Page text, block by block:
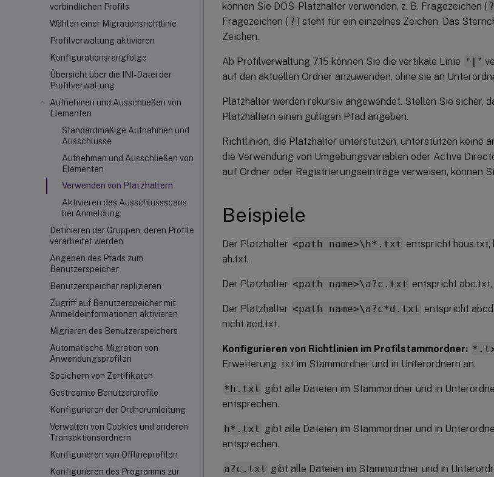
verbindlichen Profils
Wählen einer Migrationsrichtlinie
Profilverwaltung aktivieren
Konfigurationsrangfolge
Übersicht über die INI-Datei der
Profilverwaltung
Aufnehmen und Ausschließen von
Elementen
Standardmäßige Aufnahmen und
Ausschlüsse
Aufnehmen und Ausschließen von
Elementen
Verwenden von Platzhaltern
Aktivieren des Ausschlussscans
bei Anmeldung
Definieren der Gruppen, deren Profile
verarbeitet werden
Angeben des Pfads zum
Benutzerspeicher
Benutzerspeicher replizieren
Zugriff auf Benutzerspeicher mit
Anmeldeinformationen aktivieren
Migrieren des Benutzerspeichers
Automatische Migration von
Anwendungsprofilen
Speichern von Zertifikaten
Gestreamte Benutzerprofile
Konfigurieren der Ordnerumleitung
Verwalten von Cookies und anderen
Transaktionsordnern
Konfigurieren von Offlineprofilen
Konfigurieren des Programms zur
können Sie DOS-Platzhalter verwenden, z. B. Fragezeichen ( ?
Fragezeichen ( ? ) steht für ein einzelnes Zeichen. Das
Zeichen.
Ab Profilverwaltung 7.15 können Sie die vertikale Linie ‘|’
auf den aktuellen Ordner anzuwenden, ohne sie an
Platzhalter werden rekursiv angewendet. Stellen Sie sicher,
Platzhaltern einen gültigen Pfad angeben.
Richtlinien, die Platzhalter unterstützen, unterstützen keine
die Verwendung von Umgebungsvariablen oder Active
auf Ordner oder Registrierungseinträge verweisen, können
Beispiele
Der Platzhalter <path name>\h*.txt entspricht haus.txt,
ah.txt.
Der Platzhalter <path name>\a?c.txt entspricht
Der Platzhalter <path name>\a?c*d.txt entspricht
nicht acd.txt.
Konfigurieren von Richtlinien im Profilstammordner:
Erweiterung .txt im Stammordner und in Unterordnern an.
*h.txt gibt alle Dateien im Stammordner und in
entsprechen.
h*.txt gibt alle Dateien im Stammordner und in
entsprechen.
a?c.txt gibt alle Dateien im Stammordner und in